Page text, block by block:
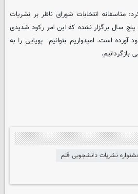
متاسفانه انتخابات شورای ناظر بر نشریات
پنج سال برگزار نشده که این امر رکود شدیدی
آورده است. امیدواریم بتوانیم پویایی را به
بازگردانیم.
نشریات دانشجویی قلم